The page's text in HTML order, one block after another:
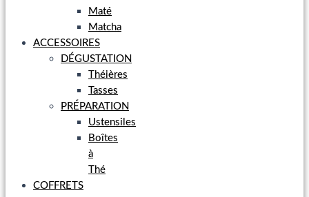
Maté
Matcha
ACCESSOIRES
DÉGUSTATION
Théières
Tasses
PRÉPARATION
Ustensiles
Boîtes
à
Thé
COFFRETS